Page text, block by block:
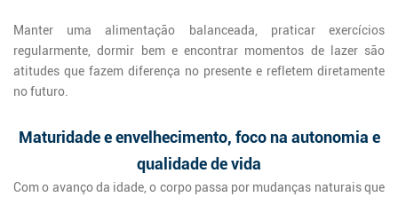
Manter uma alimentação balanceada, praticar exercícios
regularmente, dormir bem e encontrar momentos de lazer são
atitudes que fazem diferença no presente e refletem diretamente
no futuro.
Maturidade e envelhecimento, foco na autonomia e
qualidade de vida
Com o avanço da idade, o corpo passa por mudanças naturais que